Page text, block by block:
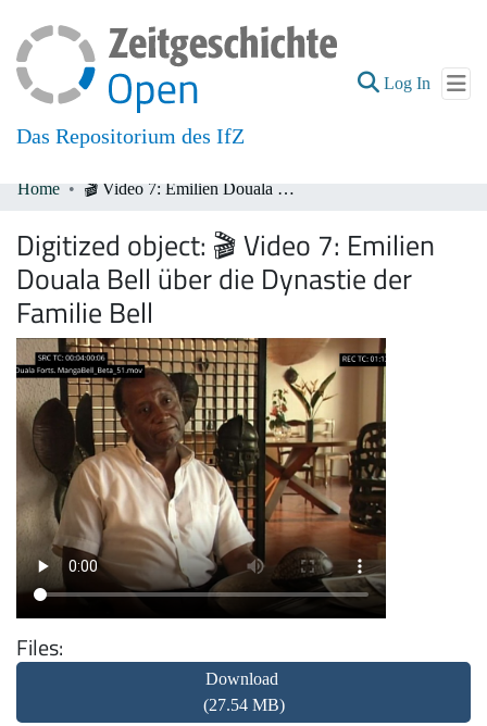
Das Repositorium des IfZ
Log In (current)
All of DSpace
Home 🎬 Video 7: Emilien Douala Bell über die Dynastie der Familie Bell
Digitized object: 🎬 Video 7: Emilien
Douala Bell über die Dynastie der
Familie Bell
Files
Download
(27.54 MB)